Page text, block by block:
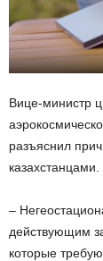
Вице-министр
разъяснил
казахстанцами.
–
действующим
которые